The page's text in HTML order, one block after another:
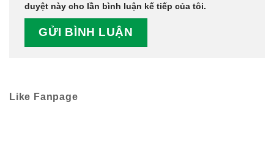
duyệt này cho lần bình luận kế tiếp của tôi.
Like Fanpage